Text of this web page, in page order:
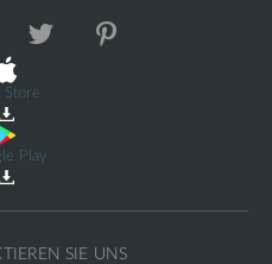
Store
Play
SIE UNS